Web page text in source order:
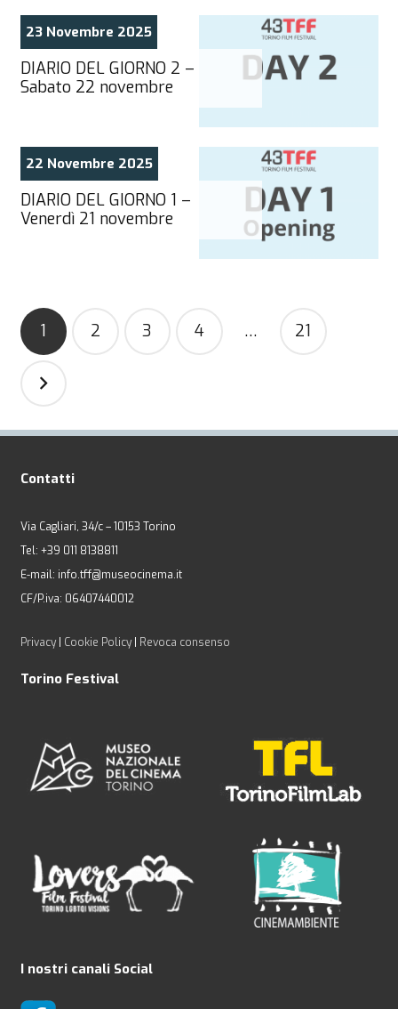
23 Novembre 2025
DIARIO DEL GIORNO 2 –
Sabato 22 novembre
22 Novembre 2025
DIARIO DEL GIORNO 1 –
Venerdì 21 novembre
Navigazione
articoli
1 2 3 4 … 21
Contatti
Via Cagliari, 34/c – 10153 Torino
Tel: +39 011 8138811
E-mail: info.tff@museocinema.it
CF/P.iva: 06407440012
Privacy| Cookie Policy| Revoca consenso
Torino Festival
I nostri canali Social